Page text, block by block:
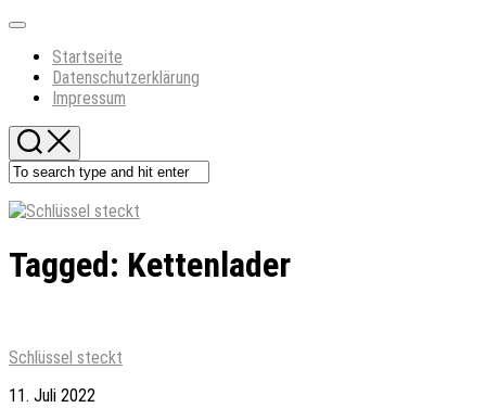
Skip
content
Expand
Startseite
Datenschutzerklärung
Impressum
Tagged: Kettenlader
Schlüssel steckt
11. Juli 2022